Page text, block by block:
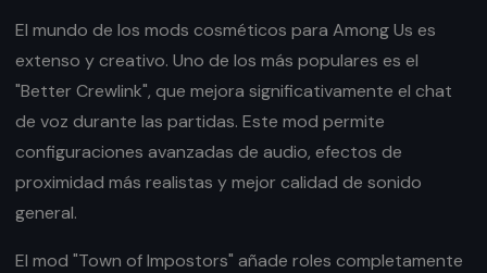
El mundo de los mods cosméticos para Among Us es
extenso y creativo. Uno de los más populares es el
"Better Crewlink", que mejora significativamente el chat
de voz durante las partidas. Este mod permite
configuraciones avanzadas de audio, efectos de
proximidad más realistas y mejor calidad de sonido
general.
El mod "Town of Impostors" añade roles completamente